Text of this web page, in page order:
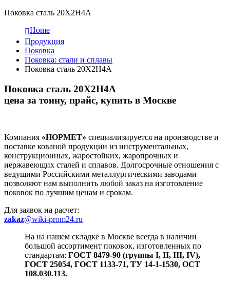
Поковка сталь 20Х2Н4А
Home
Продукция
Поковка
Поковка: cтали и сплавы
Поковка сталь 20Х2Н4А
Поковка сталь 20Х2Н4А
цена за тонну, прайс, купить в Москве
Компания «НОРМЕТ» специализируется на производстве и
поставке кованой продукции из инструментальных,
конструкционных, жаростойких, жаропрочных и
нержавеющих сталей и сплавов. Долгосрочные отношения с
ведущими Российскими металлургическими заводами
позволяют нам выполнить любой заказ на изготовление
поковок по лучшим ценам и срокам.
Для заявок на расчет:
zakaz@wiki-prom24.ru
На на нашем складке в Москве всегда в наличии
большой ассортимент поковок, изготовленных по
стандартам: ГОСТ 8479-90 (группы I, II, III, IV),
ГОСТ 25054, ГОСТ 1133-71, ТУ 14-1-1530, ОСТ
108.030.113.